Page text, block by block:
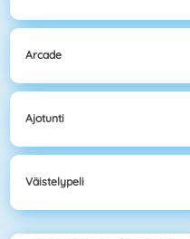
Arcade
Ajotunti
Väistelypeli